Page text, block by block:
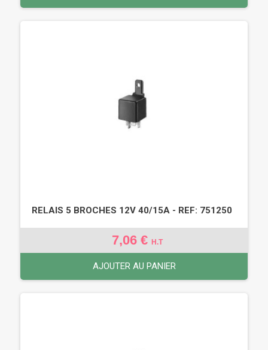
RELAIS 5 BROCHES 12V 40/15A - REF: 751250
7,06 € H.T
AJOUTER AU PANIER